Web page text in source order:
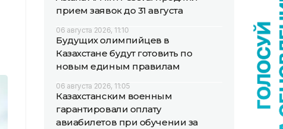
прием заявок до 31 августа
06 августа 2026, 11:10
Будущих олимпийцев в
Казахстане будут готовить по
новым единым правилам
06 августа 2026, 11:05
Казахстанским военным
гарантировали оплату
авиабилетов при обучении за